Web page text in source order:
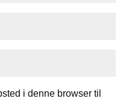
i denne browser til